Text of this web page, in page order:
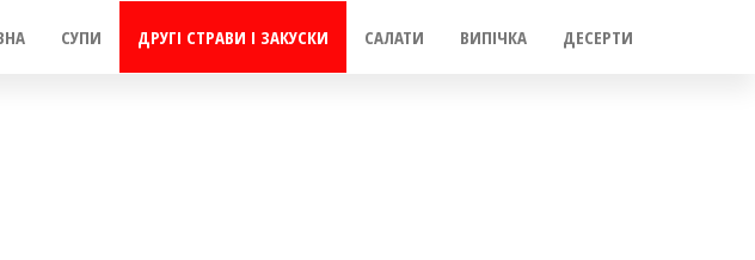
СУПИ ДРУГІ СТРАВИ І ЗАКУСКИ САЛАТИ ВИПІЧКА ДЕСЕРТИ